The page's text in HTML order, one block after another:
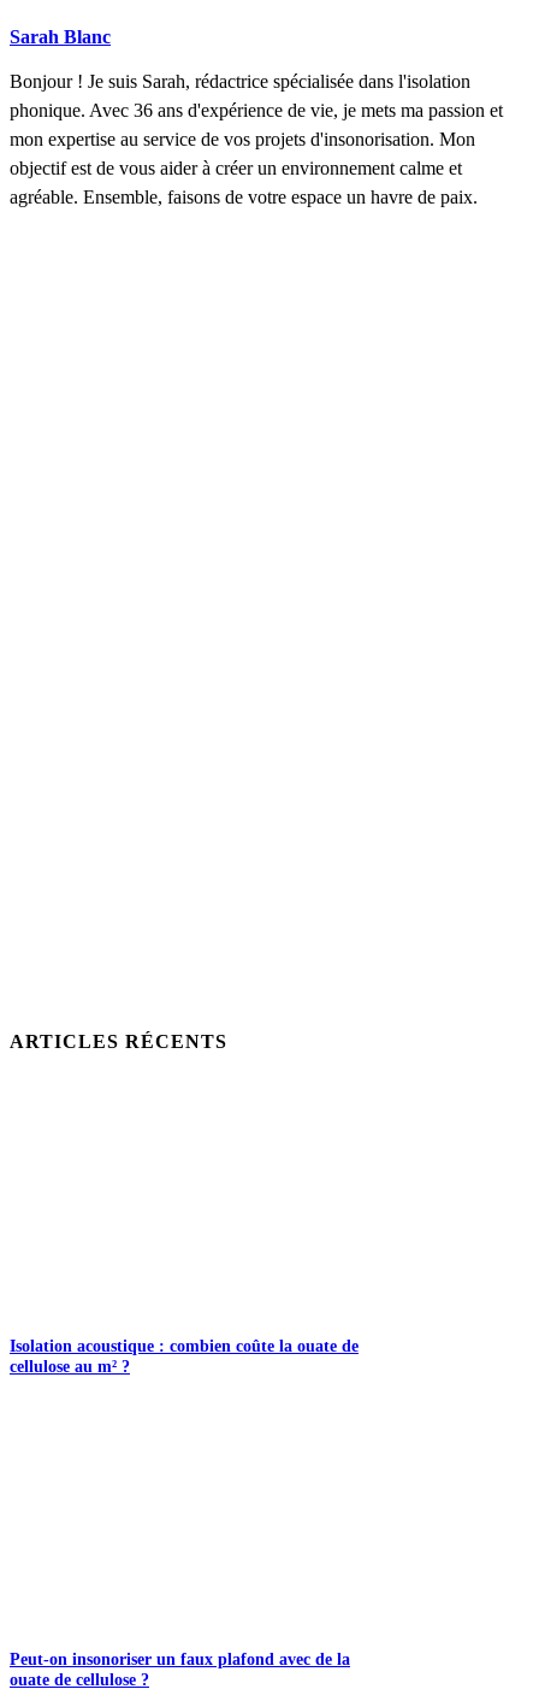
Sarah Blanc
Bonjour ! Je suis Sarah, rédactrice spécialisée dans l'isolation
phonique. Avec 36 ans d'expérience de vie, je mets ma passion et
mon expertise au service de vos projets d'insonorisation. Mon
objectif est de vous aider à créer un environnement calme et
agréable. Ensemble, faisons de votre espace un havre de paix.
ARTICLES RÉCENTS
Isolation acoustique : combien coûte la ouate de
cellulose au m² ?
Peut-on insonoriser un faux plafond avec de la
ouate de cellulose ?